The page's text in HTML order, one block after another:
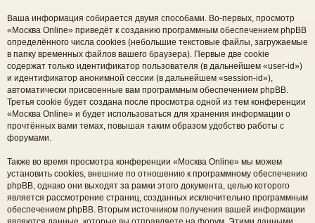
Ваша информация собирается двумя способами. Во-первых, просмотр
«Москва Online» приведёт к созданию программным обеспечением phpBB
определённого числа cookies (небольшие текстовые файлы, загружаемые
в папку временных файлов вашего браузера). Первые две cookie
содержат только идентификатор пользователя (в дальнейшем «user-id»)
и идентификатор анонимной сессии (в дальнейшем «session-id»),
автоматически присвоенные вам программным обеспечением phpBB.
Третья cookie будет создана после просмотра одной из тем конференции
«Москва Online» и будет использоваться для хранения информации о
прочтённых вами темах, повышая таким образом удобство работы с
форумами.
Также во время просмотра конференции «Москва Online» мы можем
установить cookies, внешние по отношению к программному обеспечению
phpBB, однако они выходят за рамки этого документа, целью которого
является рассмотрение страниц, созданных исключительно программным
обеспечением phpBB. Вторым источником получения вашей информации